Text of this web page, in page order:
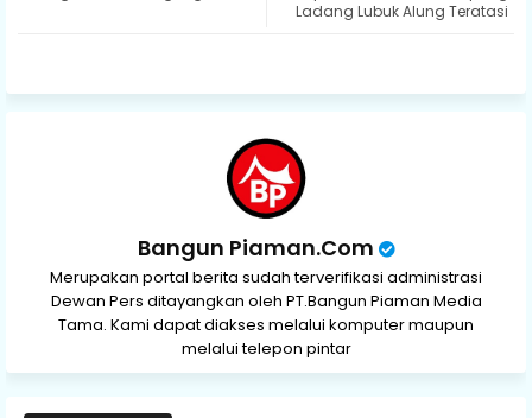
ap
Ladang Lubuk Alung Teratasi
Bangun Piaman.Com
Merupakan portal berita sudah terverifikasi administrasi
Dewan Pers ditayangkan oleh PT.Bangun Piaman Media
Tama. Kami dapat diakses melalui komputer maupun
melalui telepon pintar